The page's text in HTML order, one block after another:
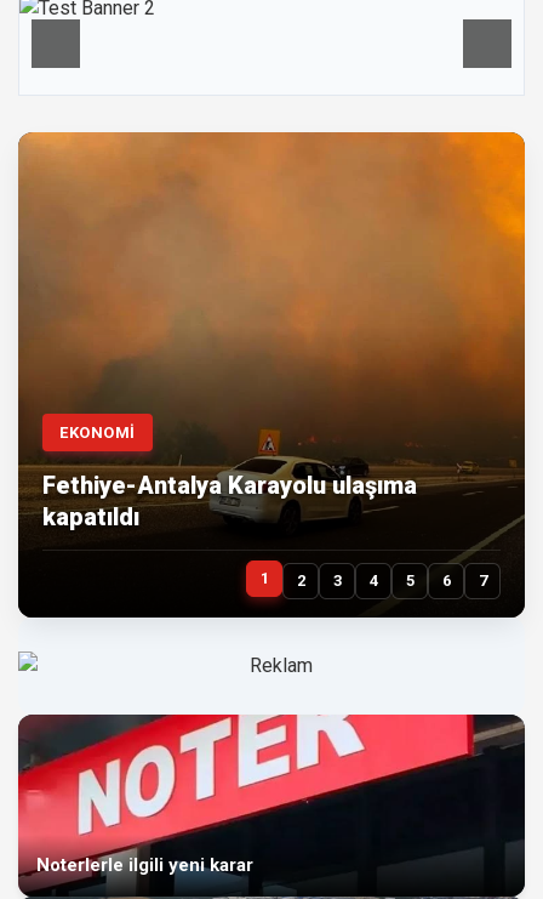
EKONOMİ
Fethiye-Antalya Karayolu ulaşıma
kapatıldı
1 2 3 4 5 6 7
Noterlerle ilgili yeni karar